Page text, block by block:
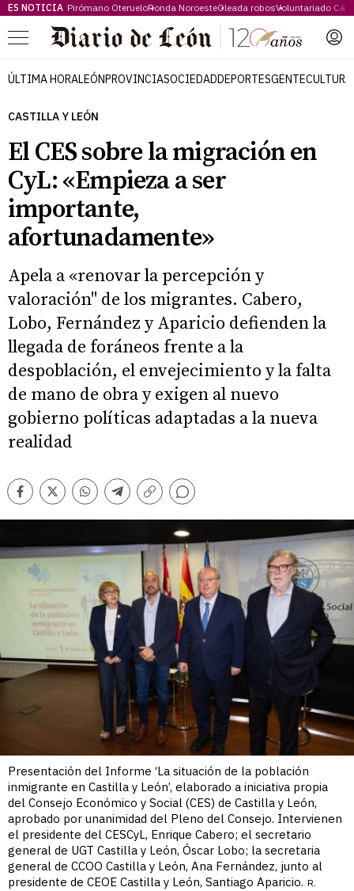
ES NOTICIA Pirómano OterueloRonda NoroesteOleada robosVoluntariado
Menú
ÚLTIMA HORALEÓNPROVINCIASOCIEDADDEPORTESGENTECULTURA
CASTILLA Y LEÓN
El CES sobre la migración en
CyL: «Empieza a ser
importante,
afortunadamente»
Apela a «renovar la percepción y
valoración" de los migrantes. Cabero,
Lobo, Fernández y Aparicio defienden la
llegada de foráneos frente a la
despoblación, el envejecimiento y la falta
de mano de obra y exigen al nuevo
gobierno políticas adaptadas a la nueva
realidad
Facebook
TwitterWhatsappTelegram
Copiar
Comentarios
Presentación del Informe ‘La situación de la población
inmigrante en Castilla y León’, elaborado a iniciativa propia
del Consejo Económico y Social (CES) de Castilla y León,
aprobado por unanimidad del Pleno del Consejo. Intervienen
el presidente del CESCyL, Enrique Cabero; el secretario
general de UGT Castilla y León, Óscar Lobo; la secretaria
general de CCOO Castilla y León, Ana Fernández, junto al
presidente de CEOE Castilla y León, Santiago Aparicio. R.